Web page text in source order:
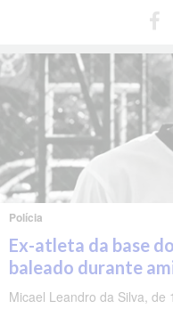
Polícia
Ex-atleta da base
baleado durante
Micael Leandro da Silva,